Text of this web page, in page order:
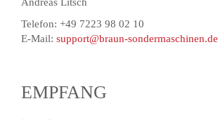
Telefon: +49 7223 98 02 10
E-Mail: support@braun-sondermaschinen.de
EMPFANG